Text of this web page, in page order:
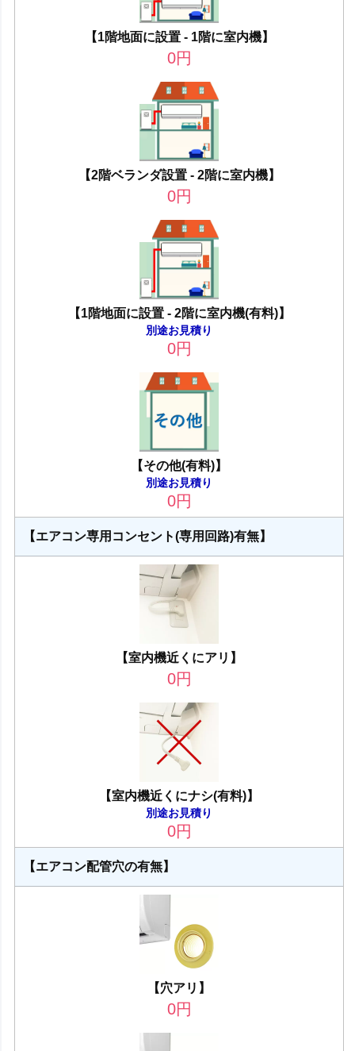
【1階地面に設置 - 1階に室内機】
0円
【2階ベランダ設置 - 2階に室内機】
0円
【1階地面に設置 - 2階に室内機(有料)】
別途お見積り
0円
【その他(有料)】
別途お見積り
0円
【エアコン専用コンセント(専用回路)有無】
【室内機近くにアリ】
0円
【室内機近くにナシ(有料)】
別途お見積り
0円
【エアコン配管穴の有無】
【穴アリ】
0円